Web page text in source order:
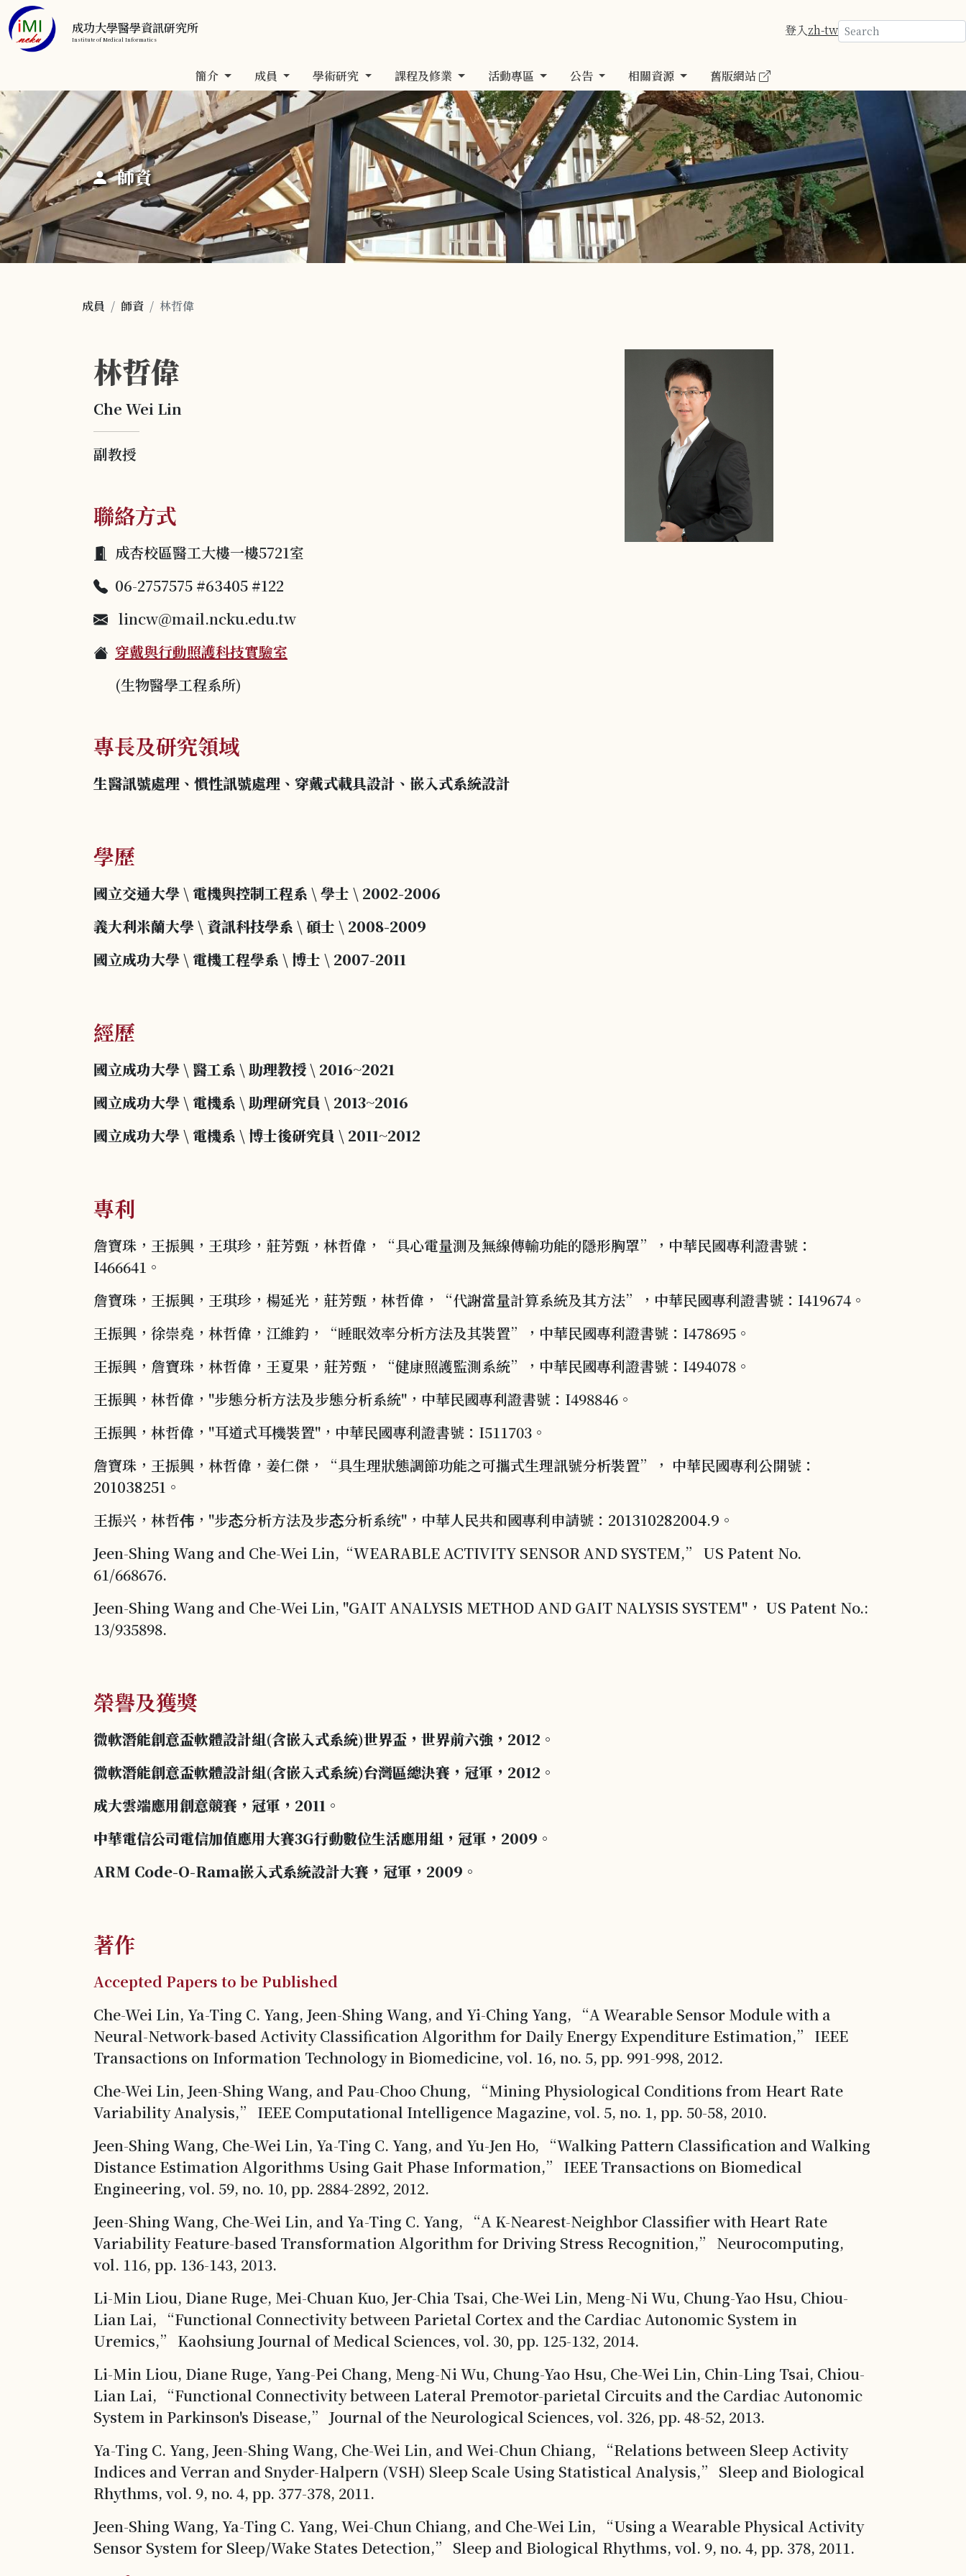
成功大學醫學資訊研究所
Institute of Medical Informatics
登入zh-tw
簡介 成員 學術研究 課程及修業 活動專區 公告 相關資源 舊版網站
師資
成員 師資 林哲偉
林哲偉
Che Wei Lin
副教授
聯絡方式
成杏校區醫工大樓一樓5721室
06-2757575 #63405 #122
lincw@mail.ncku.edu.tw
穿戴與行動照護科技實驗室
(生物醫學工程系所)
專長及研究領域
生醫訊號處理、 慣性訊號處理、 穿戴式載具設計、 嵌入式系統設計
學歷
國立交通大學\ 電機與控制工程系 \ 學士 \ 2002-2006
義大利米蘭大學\ 資訊科技學系 \ 碩士 \ 2008-2009
國立成功大學\ 電機工程學系 \ 博士 \ 2007-2011
經歷
國立成功大學\ 醫工系 \ 助理教授\ 2016~2021
國立成功大學\ 電機系 \ 助理研究員 \ 2013~2016
國立成功大學\ 電機系 \ 博士後研究員 \ 2011~2012
專利
詹寶珠，王振興，王琪珍，莊芳甄，林哲偉，“具心電量測及無線傳輸功能的隱形胸罩”，中華民國專利證書號：
I466641。
詹寶珠，王振興，王琪珍，楊延光，莊芳甄，林哲偉，“代謝當量計算系統及其方法”，中華民國專利證書號：I419674。
王振興，徐崇堯，林哲偉，江維鈞，“睡眠效率分析方法及其裝置”，中華民國專利證書號：I478695。
王振興，詹寶珠，林哲偉，王夏果，莊芳甄，“健康照護監測系統”，中華民國專利證書號：I494078。
王振興，林哲偉，"步態分析方法及步態分析系統"，中華民國專利證書號：I498846。
王振興，林哲偉，"耳道式耳機裝置"，中華民國專利證書號：I511703。
詹寶珠，王振興，林哲偉，姜仁傑，“具生理狀態調節功能之可攜式生理訊號分析裝置”， 中華民國專利公開號：
201038251。
王振兴，林哲伟，"步态分析方法及步态分析系统"，中華人民共和國專利申請號：201310282004.9。
Jeen-Shing Wang and Che-Wei Lin,“WEARABLE ACTIVITY SENSOR AND SYSTEM,” US Patent No.
61/668676.
Jeen-Shing Wang and Che-Wei Lin, "GAIT ANALYSIS METHOD AND GAIT NALYSIS SYSTEM"， US Patent No.:
13/935898.
榮譽及獲獎
微軟潛能創意盃軟體設計組(含嵌入式系統)世界盃，世界前六強，2012。
微軟潛能創意盃軟體設計組(含嵌入式系統)台灣區總決賽，冠軍，2012。
成大雲端應用創意競賽，冠軍，2011。
中華電信公司電信加值應用大賽3G行動數位生活應用組，冠軍，2009。
ARM Code-O-Rama嵌入式系統設計大賽，冠軍，2009。
著作
Accepted Papers to be Published
Che-Wei Lin, Ya-Ting C. Yang, Jeen-Shing Wang, and Yi-Ching Yang, “A Wearable Sensor Module with a
Neural-Network-based Activity Classification Algorithm for Daily Energy Expenditure Estimation,” IEEE
Transactions on Information Technology in Biomedicine, vol. 16, no. 5, pp. 991-998, 2012.
Che-Wei Lin, Jeen-Shing Wang, and Pau-Choo Chung, “Mining Physiological Conditions from Heart Rate
Variability Analysis,” IEEE Computational Intelligence Magazine, vol. 5, no. 1, pp. 50-58, 2010.
Jeen-Shing Wang, Che-Wei Lin, Ya-Ting C. Yang, and Yu-Jen Ho, “Walking Pattern Classification and Walking
Distance Estimation Algorithms Using Gait Phase Information,” IEEE Transactions on Biomedical
Engineering, vol. 59, no. 10, pp. 2884-2892, 2012.
Jeen-Shing Wang, Che-Wei Lin, and Ya-Ting C. Yang, “A K-Nearest-Neighbor Classifier with Heart Rate
Variability Feature-based Transformation Algorithm for Driving Stress Recognition,” Neurocomputing,
vol. 116, pp. 136-143, 2013.
Li-Min Liou, Diane Ruge, Mei-Chuan Kuo, Jer-Chia Tsai, Che-Wei Lin, Meng-Ni Wu, Chung-Yao Hsu, Chiou-
Lian Lai, “Functional Connectivity between Parietal Cortex and the Cardiac Autonomic System in
Uremics,” Kaohsiung Journal of Medical Sciences, vol. 30, pp. 125-132, 2014.
Li-Min Liou, Diane Ruge, Yang-Pei Chang, Meng-Ni Wu, Chung-Yao Hsu, Che-Wei Lin, Chin-Ling Tsai, Chiou-
Lian Lai, “Functional Connectivity between Lateral Premotor-parietal Circuits and the Cardiac Autonomic
System in Parkinson's Disease,” Journal of the Neurological Sciences, vol. 326, pp. 48-52, 2013.
Ya-Ting C. Yang, Jeen-Shing Wang, Che-Wei Lin, and Wei-Chun Chiang, “Relations between Sleep Activity
Indices and Verran and Snyder-Halpern (VSH) Sleep Scale Using Statistical Analysis,” Sleep and Biological
Rhythms, vol. 9, no. 4, pp. 377-378, 2011.
Jeen-Shing Wang, Ya-Ting C. Yang, Wei-Chun Chiang, and Che-Wei Lin, “Using a Wearable Physical Activity
Sensor System for Sleep/Wake States Detection,” Sleep and Biological Rhythms, vol. 9, no. 4, pp. 378, 2011.